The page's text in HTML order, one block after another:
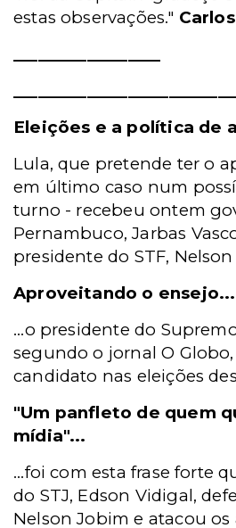
estas observações."
Eleições e a política de
Lula, que pretende ter o
em último caso num
turno - recebeu ontem
Pernambuco, Jarbas
presidente do STF,
Aproveitando o ensejo...
...o presidente do
segundo o jornal O
candidato nas eleições
"Um panfleto de quem
mídia"...
...foi com esta frase forte
do STJ, Edson Vidigal,
Nelson Jobim e atacou